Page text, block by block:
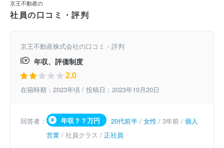
京王不動産の
社員の口コミ・評判
京王不動産株式会社の口コミ・評判
年収、評価制度
2.0
在籍時期：2023年頃 / 投稿日：2023年10月20日
回答者： 年収？？万円 20代前半 /女性 / 3年前 /個人
営業 / 社員クラス / 正社員